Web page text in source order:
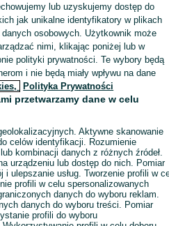
Pozostałe
Pozostałe - Kujawsko-
Wyświetlenia:
Wyślij wiadomość
lub uzyskujemy dostęp do
jak unikalne identyfikatory w plikach
osobowych. Użytkownik może
nimi, klikając poniżej lub w
polityki prywatności. Te wybory będą
i nie będą miały wpływu na dane
Polityka Prywatności
przetwarzamy dane w celu
Aktywne skanowanie
celów identyfikacji. Rozumienie
kombinacji danych z różnych źródeł.
urządzeniu lub dostęp do nich. Pomiar
ulepszanie usług. Tworzenie profili w
profili w celu spersonalizowanych
danych do wyboru reklam.
danych do wyboru treści. Pomiar
profili do wyboru